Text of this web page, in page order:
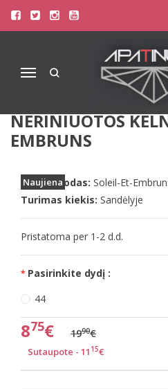
Navigacija
Pagrindinis Apatinis Trikotažas
Lise Charmel 44(XXL) dydžio
LISE CHARMEL
PRABANGIOS
NERINIUOTOS
EMBRUNS
Naujiena
Prekės kodas: Soleil-Et-
Turimas kiekis: Sandėlyje
Pristatoma per 1-2 d.d.
Pasirinkite dydį :
44
875€ 1990€
Sutaupote - 11 15€